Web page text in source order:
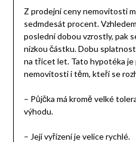
Z prodejní ceny nemovitosti
sedmdesát procent.
poslední dobou vzrostly, pak
nízkou částku. Dobu
na třicet let. Tato hypotéka
nemovitosti i těm, kteří se
– Půjčka má kromě velké
výhodu.
– Její vyřízení je velice rychlé.